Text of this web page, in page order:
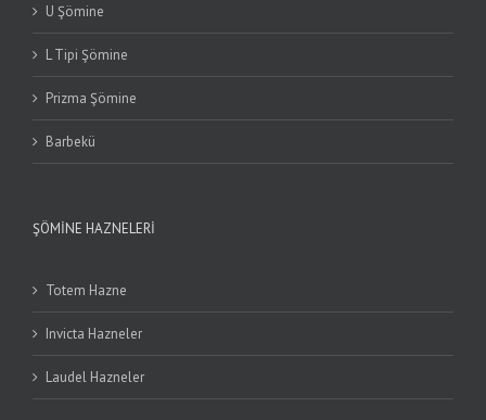
U Şömine
L Tipi Şömine
Prizma Şömine
Barbekü
ŞÖMINE HAZNELERI
Totem Hazne
Invicta Hazneler
Laudel Hazneler